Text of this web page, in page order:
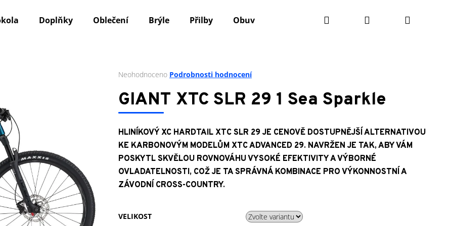
Doplňky Oblečení Brýle Přilby Obuv Výživa Údržba kola
Hledat PřihlášeníNákupní
Průměrné
produktu
je
0,0
5
hvězdiček.
Neohodnoceno Podrobnosti hodnocení
GIANT XTC SLR 29 1 Sea Sparkle
HLINÍKOVÝ XC HARDTAIL XTC SLR 29 JE CENOVĚ DOSTUPNĚJŠÍ ALTERNATIVOU
KE KARBONOVÝM MODELŮM XTC ADVANCED 29. NAVRŽEN JE TAK, ABY VÁM
POSKYTL SKVĚLOU ROVNOVÁHU VYSOKÉ EFEKTIVITY A VÝBORNÉ
OVLADATELNOSTI, COŽ JE TA SPRÁVNÁ KOMBINACE PRO VÝKONNOSTNÍ A
ZÁVODNÍ CROSS-COUNTRY.
VELIKOST
HLEDAT